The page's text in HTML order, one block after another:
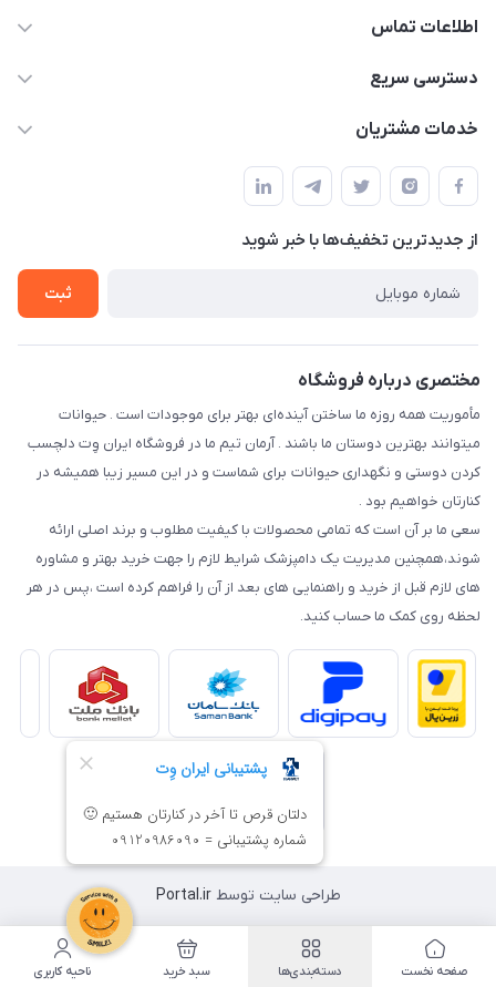
اطلاعات تماس
07154503736-09120986090
دسترسی سریع
حساب کاربری
درباره ما
تماس با ما
خدمات مشتریان
قوانین و مقررات
حفظ حریم شخصی
سوالات متداول
شرایط ارسال رایگان
از جدید‌ترین تخفیف‌ها با‌ خبر شوید
ثبت
مختصری درباره فروشگاه
مأموریت همه روزه ما ساختن آینده‌ای بهتر برای موجودات است . حیوانات
میتوانند بهترین دوستان ما باشند . آرمان تیم ما در فروشگاه ایران وِت دلچسب
کردن دوستی و نگهداری حیوانات برای شماست و در این مسیر زیبا همیشه در
کنارتان خواهیم بود .
سعی ما بر آن است که تمامی محصولات با کیفیت مطلوب و برند اصلی ارائه
شوند،همچنین مدیریت یک دامپزشک شرایط لازم را جهت خرید بهتر و مشاوره
های لازم قبل از خرید و راهنمایی های بعد از آن را فراهم کرده است ،پس در هر
لحظه روی کمک ما حساب کنید.
طراحی سایت توسطPortal.ir
صفحه نخست دسته‌بندی‌ها سبد خرید ناحیه کاربری